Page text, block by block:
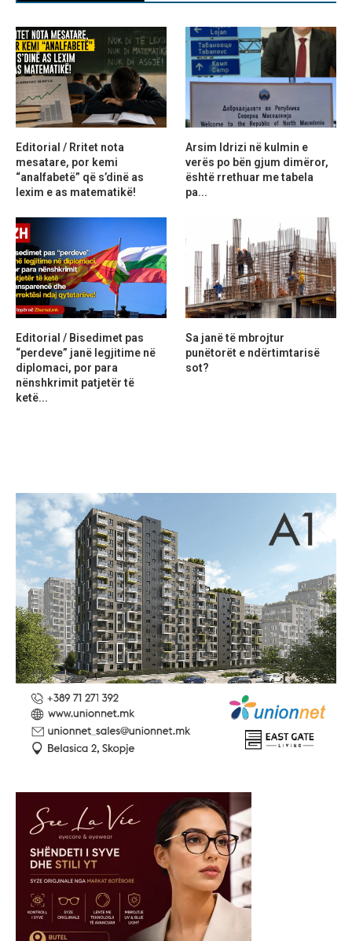
Editorial / Rritet nota
mesatare, por kemi
“analfabetë” që s’dinë as
lexim e as matematikë!
Arsim Idrizi në kulmin e
verës po bën gjum dimëror,
është rrethuar me tabela
pa...
Editorial / Bisedimet pas
“perdeve” janë legjitime në
diplomaci, por para
nënshkrimit patjetër të
ketë...
Sa janë të mbrojtur
punëtorët e ndërtimtarisë
sot?